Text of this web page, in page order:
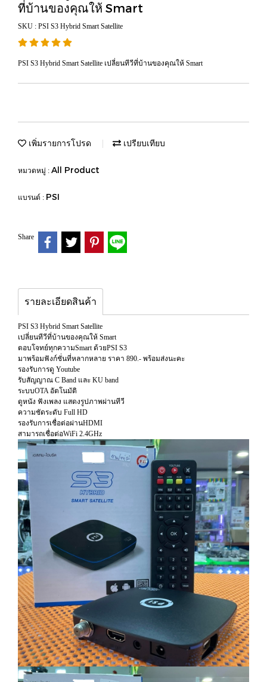
ที่บ้านของคุณให้ Smart
SKU : PSI S3 Hybrid Smart Satellite
PSI S3 Hybrid Smart Satellite เปลี่ยนทีวีที่บ้านของคุณให้ Smart
เพิ่มรายการโปรด เปรียบเทียบ
หมวดหมู่ : All Product
แบรนด์ : PSI
Share
รายละเอียดสินค้า
PSI S3 Hybrid Smart Satellite
เปลี่ยนทีวีที่บ้านของคุณให้ Smart
ตอบโจทย์ทุกความSmart ด้วยPSI S3
มาพร้อมฟังก์ชั่นที่หลากหลาย ราคา 890.- พร้อมส่งนะคะ
รองรับการดู Youtube
รับสัญญาณ C Band และ KU band
ระบบOTA อัตโนมัติ
ดูหนัง ฟังเพลง แสดงรูปภาพผ่านทีวี
ความชัดระดับ Full HD
รองรับการเชื่อต่อผ่านHDMI
สามารถเชื่อต่อWiFi 2.4GHz